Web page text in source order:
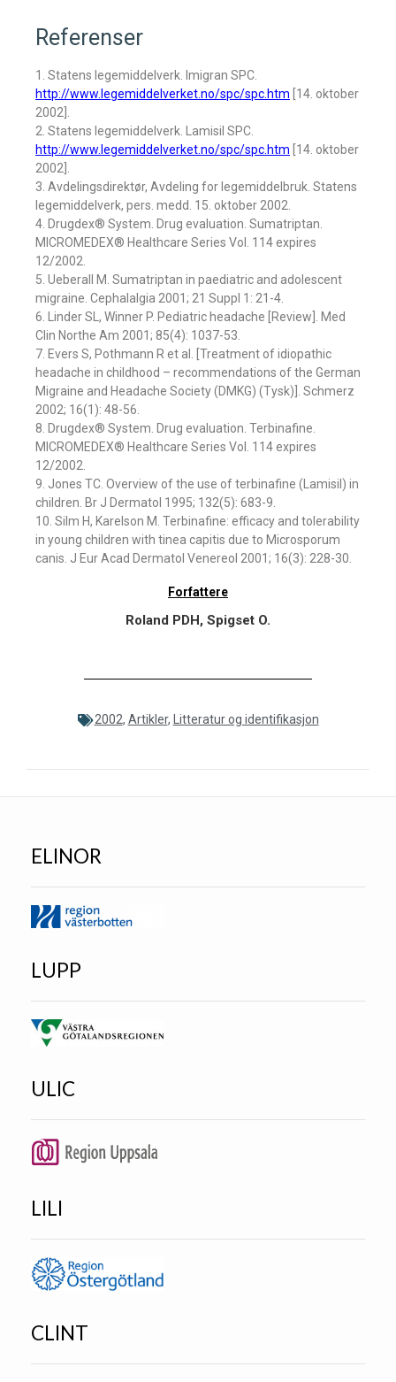
Referenser
1. Statens legemiddelverk. Imigran SPC.
http://www.legemiddelverket.no/spc/spc.htm [14. oktober
2002].
2. Statens legemiddelverk. Lamisil SPC.
http://www.legemiddelverket.no/spc/spc.htm [14. oktober
2002].
3. Avdelingsdirektør, Avdeling for legemiddelbruk. Statens
legemiddelverk, pers. medd. 15. oktober 2002.
4. Drugdex® System. Drug evaluation. Sumatriptan.
MICROMEDEX® Healthcare Series Vol. 114 expires
12/2002.
5. Ueberall M. Sumatriptan in paediatric and adolescent
migraine. Cephalalgia 2001; 21 Suppl 1: 21-4.
6. Linder SL, Winner P. Pediatric headache [Review]. Med
Clin Northe Am 2001; 85(4): 1037-53.
7. Evers S, Pothmann R et al. [Treatment of idiopathic
headache in childhood – recommendations of the German
Migraine and Headache Society (DMKG) (Tysk)]. Schmerz
2002; 16(1): 48-56.
8. Drugdex® System. Drug evaluation. Terbinafine.
MICROMEDEX® Healthcare Series Vol. 114 expires
12/2002.
9. Jones TC. Overview of the use of terbinafine (Lamisil) in
children. Br J Dermatol 1995; 132(5): 683-9.
10. Silm H, Karelson M. Terbinafine: efficacy and tolerability
in young children with tinea capitis due to Microsporum
canis. J Eur Acad Dermatol Venereol 2001; 16(3): 228-30.
Forfattere
Roland PDH, Spigset O.
2002, Artikler, Litteratur og identifikasjon
ELINOR
LUPP
ULIC
LILI
CLINT